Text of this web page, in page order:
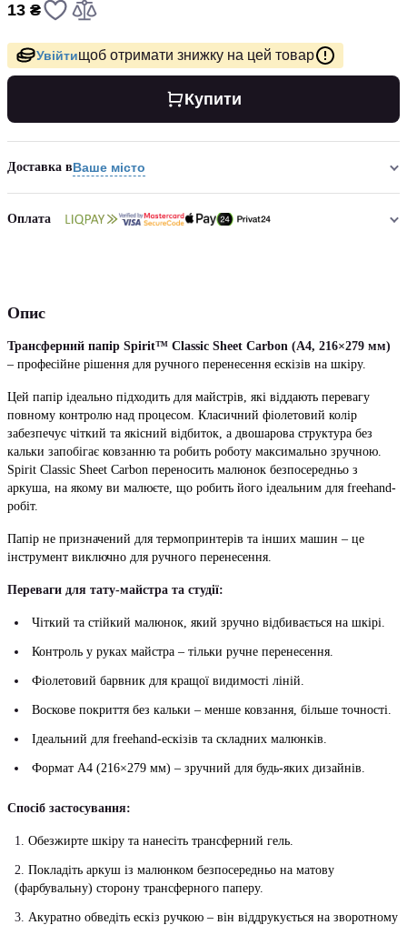
13 ₴
Увійтищоб отримати знижку на цей товар
Купити
Доставка вВаше місто
Оплата
Опис
Трансферний папір Spirit™ Classic Sheet Carbon (A4, 216×279 мм)
– професійне рішення для ручного перенесення ескізів на шкіру.
Цей папір ідеально підходить для майстрів, які віддають перевагу
повному контролю над процесом. Класичний фіолетовий колір
забезпечує чіткий та якісний відбиток, а двошарова структура без
кальки запобігає ковзанню та робить роботу максимально зручною.
Spirit Classic Sheet Carbon переносить малюнок безпосередньо з
аркуша, на якому ви малюєте, що робить його ідеальним для freehand-
робіт.
Папір не призначений для термопринтерів та інших машин – це
інструмент виключно для ручного перенесення.
Переваги для тату-майстра та студії:
Чіткий та стійкий малюнок, який зручно відбивається на шкірі.
Контроль у руках майстра – тільки ручне перенесення.
Фіолетовий барвник для кращої видимості ліній.
Воскове покриття без кальки – менше ковзання, більше точності.
Ідеальний для freehand-ескізів та складних малюнків.
Формат A4 (216×279 мм) – зручний для будь-яких дизайнів.
Спосіб застосування:
Обезжирте шкіру та нанесіть трансферний гель.
Покладіть аркуш із малюнком безпосередньо на матову
(фарбувальну) сторону трансферного паперу.
Акуратно обведіть ескіз ручкою – він віддрукується на зворотному